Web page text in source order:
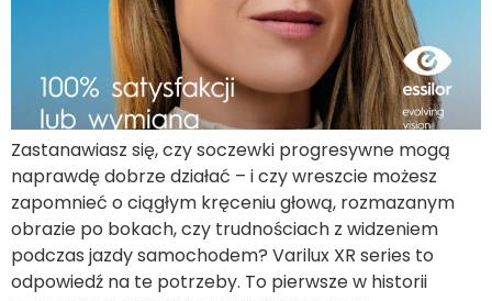
Zastanawiasz się, czy soczewki progresywne mogą
naprawdę dobrze działać – i czy wreszcie możesz
zapomnieć o ciągłym kręceniu głową, rozmazanym
obrazie po bokach, czy trudnościach z widzeniem
podczas jazdy samochodem? Varilux XR series to
odpowiedź na te potrzeby. To pierwsze w historii